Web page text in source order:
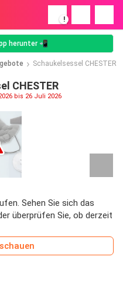
!
herunter 📲
Schaukelsessel CHESTER
CHESTER
bis 26 Juli 2026
Sehen Sie sich das
überprüfen Sie, ob derzeit